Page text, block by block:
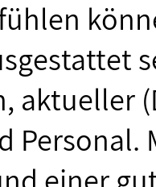
aktueller